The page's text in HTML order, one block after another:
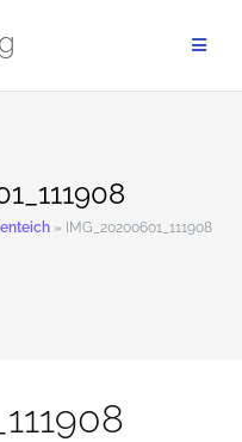
» IMG_20200601_111908